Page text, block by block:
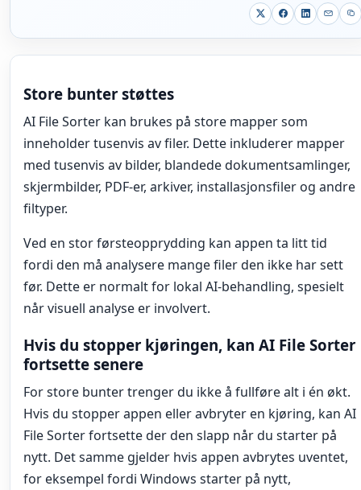
Store bunter støttes
AI File Sorter kan brukes på store mapper som
inneholder tusenvis av filer. Dette inkluderer mapper
med tusenvis av bilder, blandede dokumentsamlinger,
skjermbilder, PDF-er, arkiver, installasjonsfiler og andre
filtyper.
Ved en stor førsteopprydding kan appen ta litt tid
fordi den må analysere mange filer den ikke har sett
før. Dette er normalt for lokal AI-behandling, spesielt
når visuell analyse er involvert.
Hvis du stopper kjøringen, kan AI File Sorter
fortsette senere
For store bunter trenger du ikke å fullføre alt i én økt.
Hvis du stopper appen eller avbryter en kjøring, kan AI
File Sorter fortsette der den slapp når du starter på
nytt. Det samme gjelder hvis appen avbrytes uventet,
for eksempel fordi Windows starter på nytt,